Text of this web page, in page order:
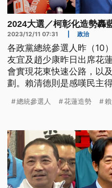
2024大選／柯彰化造勢轟
2023/12/11 07:31 政治
各政黨總統參選人昨（10
友宜及趙少康昨日出席花
會實現花東快速公路，以
劃。賴清德則是感嘆民主
於柯文哲到彰化跑行程，
週進入倒數1個月，中選
人號次抽籤。
總統參選人 花蓮造勢